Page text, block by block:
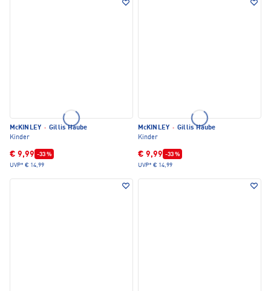
McKINLEY · Gillis Haube
Kinder
€ 9,99 -33 %
UVP* € 14,99
McKINLEY · Gillis Haube
Kinder
€ 9,99 -33 %
UVP* € 14,99